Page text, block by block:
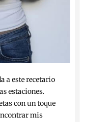
a este recetario
estaciones.
con un toque
mis